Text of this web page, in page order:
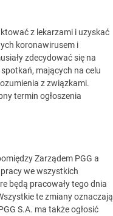
z lekarzami i uzyskać
koronawirusem i
zdecydować się na
mających na celu
z związkami.
termin ogłoszenia
Zarządem PGG a
we wszystkich
będą pracowały tego dnia
te zmiany oznaczają
S.A. ma także ogłosić